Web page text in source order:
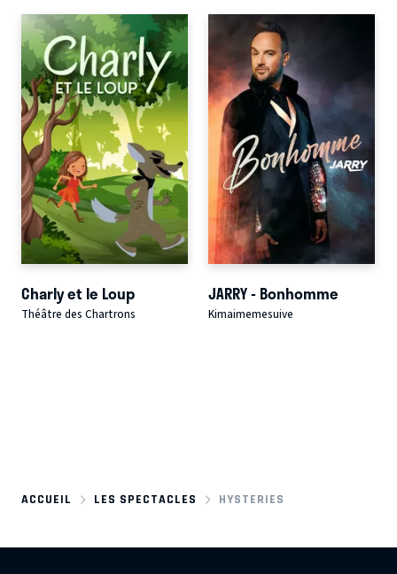
Charly et le Loup
Théâtre des Chartrons
JARRY - Bonhomme
Kimaimemesuive
ACCUEIL LES SPECTACLES HYSTERIES